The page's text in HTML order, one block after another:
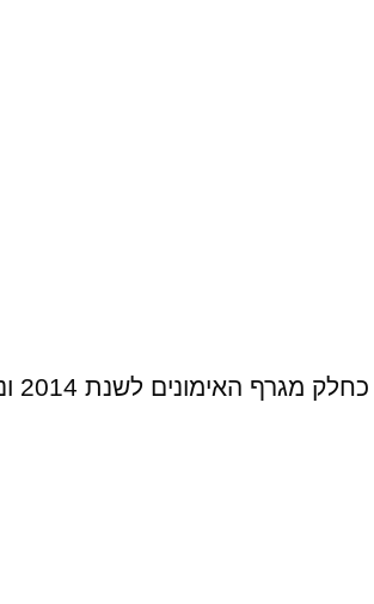
כחלק מגרף האימונים לשנת 2014 ונועד לשמירה על כשירות וכוננות הכוחות.